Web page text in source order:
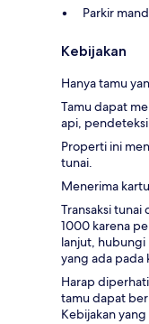
Parkir
Kebijakan
Hanya tamu
Tamu dapat
api,
Properti ini
tunai.
Menerima
Transaksi
1000 karena
lanjut,
yang ada pada
Harap
tamu dapat
Kebijakan